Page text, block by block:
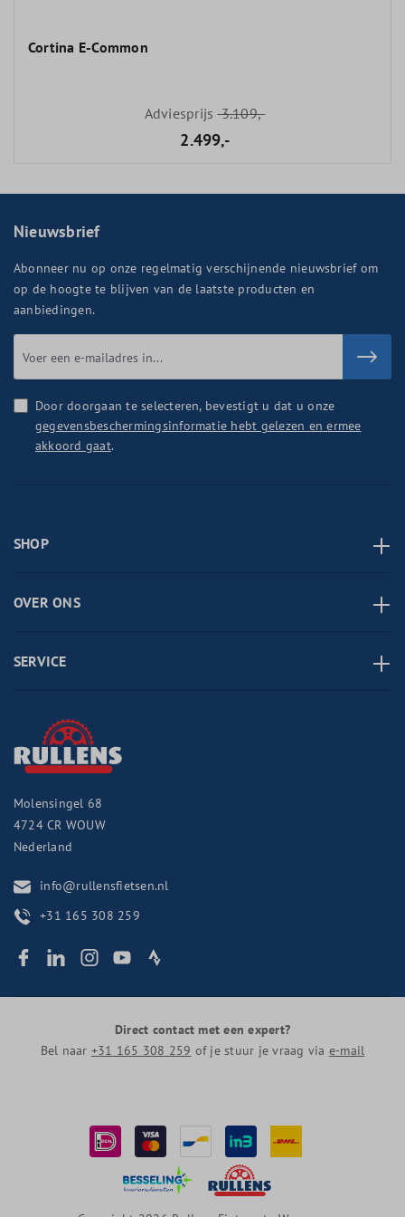
Cortina E-Common
Adviesprijs3.109,-
2.499,-
Nieuwsbrief
Abonneer nu op onze regelmatig verschijnende nieuwsbrief om
op de hoogte te blijven van de laatste producten en
aanbiedingen.
Door doorgaan te selecteren, bevestigt u dat u onze
gegevensbeschermingsinformatie hebt gelezen en ermee
akkoord gaat.
SHOP
OVER ONS
SERVICE
Molensingel 68
4724 CR WOUW
Nederland
info@rullensfietsen.nl
+31 165 308 259
Direct contact met een expert?
Bel naar +31 165 308 259 of je stuur je vraag via e-mail